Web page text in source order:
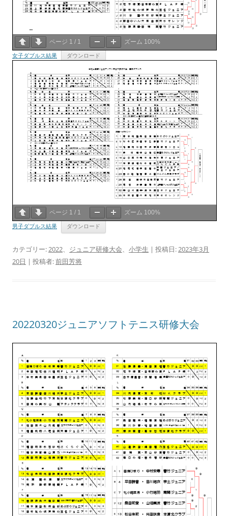
ページ 1 / 1 ズーム 100%
女子ダブルス結果 ダウンロード
ページ 1 / 1 ズーム 100%
男子ダブルス結果 ダウンロード
カテゴリー:2022、 ジュニア研修大会、 小学生 | 投稿日:2023年3月
20日 | 投稿者:前田芳将
20220320ジュニアソフトテニス研修大会